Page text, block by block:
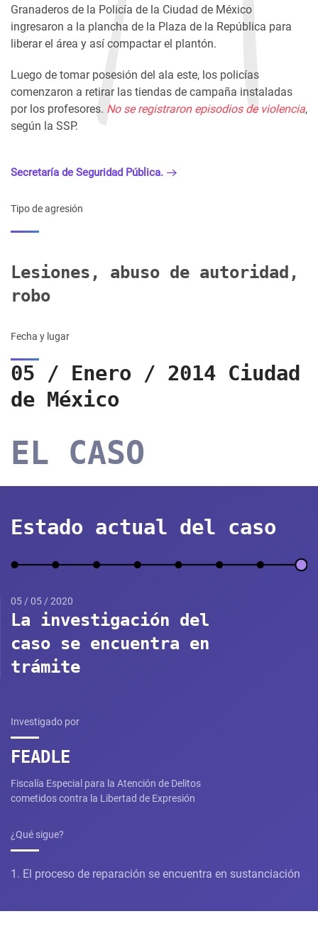
Granaderos de la Policía de la Ciudad de México
ingresaron a la plancha de la Plaza de la República para
liberar el área y así compactar el plantón.
Luego de tomar posesión del ala este, los policías
comenzaron a retirar las tiendas de campaña instaladas
por los profesores. No se registraron episodios de violencia,
según la SSP.
Secretaría de Seguridad Pública.
Tipo de agresión
Lesiones, abuso de autoridad,
robo
Fecha y lugar
05 / Enero / 2014 Ciudad
de México
EL CASO
Estado actual del caso
05 / 05 / 2020
La investigación del
caso se encuentra en
trámite
Investigado por
FEADLE
Fiscalía Especial para la Atención de Delitos
cometidos contra la Libertad de Expresión
¿Qué sigue?
1. El proceso de reparación se encuentra en sustanciación